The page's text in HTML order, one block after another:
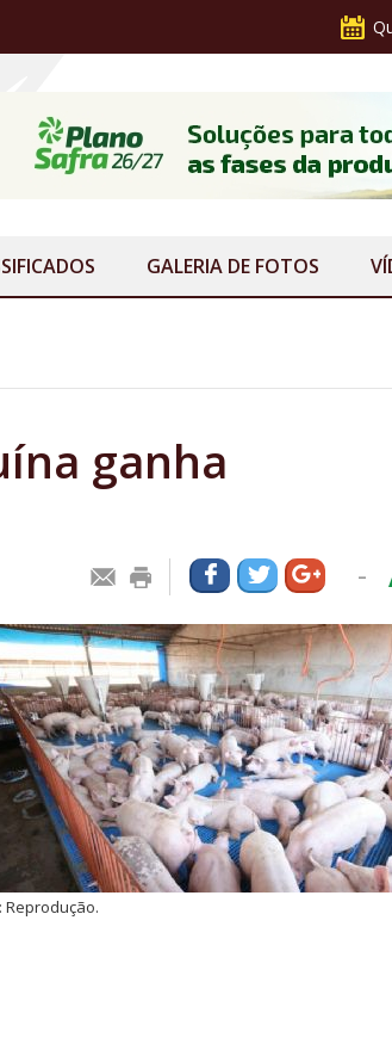
GALERIA DE FOTOS
ganha
-
Reprodução.